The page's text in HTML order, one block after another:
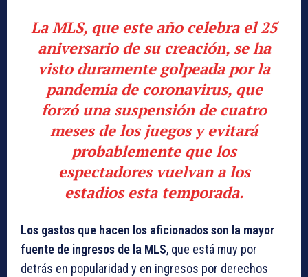
La MLS, que este año celebra el 25
aniversario de su creación, se ha
visto duramente golpeada por la
pandemia de coronavirus, que
forzó una suspensión de cuatro
meses de los juegos y evitará
probablemente que los
espectadores vuelvan a los
estadios esta temporada.
Los gastos que hacen los aficionados son la mayor
fuente de ingresos de la MLS, que está muy por
detrás en popularidad y en ingresos por derechos